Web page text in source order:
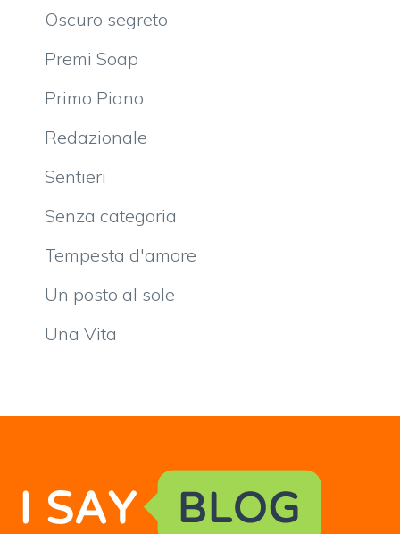
Oscuro segreto
Premi Soap
Primo Piano
Redazionale
Sentieri
Senza categoria
Tempesta d'amore
Un posto al sole
Una Vita